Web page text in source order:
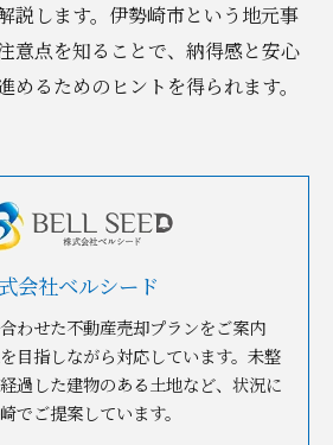
説します。伊勢崎市という地元事
意点を知ることで、納得感と安心
めるためのヒントを得られます。
会社ベルシード
わせた不動産売却プランをご案内
目指しながら対応しています。未整
過した建物のある土地など、状況に
でご提案しています。